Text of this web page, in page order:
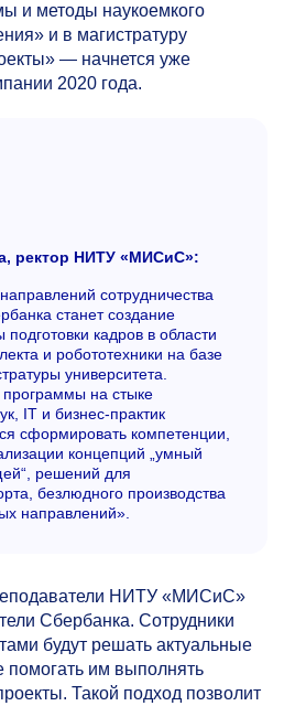
и методы наукоемкого
и в магистратуру
— начнется уже
2020 года.
ректор НИТУ «МИСиС»:
сотрудничества
станет создание
кадров в области
и робототехники на базе
университета.
на стыке
IT и бизнес-практик
сформировать компетенции,
концепций „умный
решений для
безлюдного производства
направлений».
НИТУ «МИСиС»
Сбербанка. Сотрудники
будут решать актуальные
помогать им выполнять
Такой подход позволит